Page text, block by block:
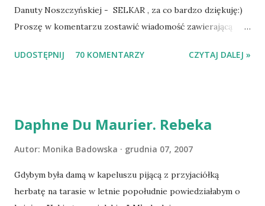
Danuty Noszczyńskiej - SELKAR , za co bardzo dziękuję:)
Proszę w komentarzu zostawić wiadomość zawierającą
Losowanie odbędzie się w niedzielę o 8:00. Zapraszam
UDOSTĘPNIJ 70 KOMENTARZY CZYTAJ DALEJ »
Daphne Du Maurier. Rebeka
Autor: Monika Badowska grudnia 07, 2007
Gdybym była damą w kapeluszu pijącą z przyjaciółką
herbatę na tarasie w letnie popołudnie powiedziałabym o